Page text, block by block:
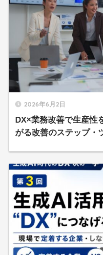
2026年6月2日
DX×業務改善で生産性
がる改善のステップ・